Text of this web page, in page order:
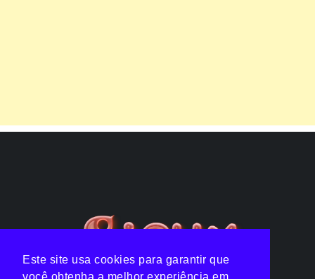
Este site usa cookies para garantir que